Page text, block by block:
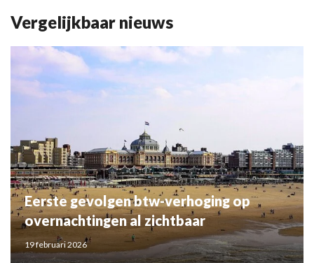
Vergelijkbaar nieuws
Eerste gevolgen btw-verhoging op
overnachtingen al zichtbaar
19 februari 2026